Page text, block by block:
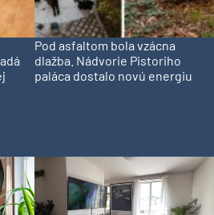
Pod asfaltom bola vzácna
dlažba. Nádvorie Pistoriho
paláca dostalo novú energiu